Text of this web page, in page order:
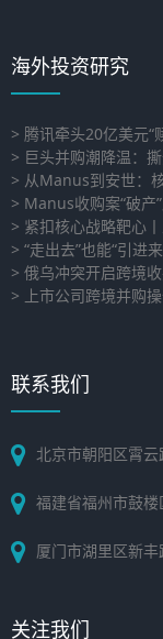
海外投资研究
> 腾讯牵头20亿美元“
> 巨头并购潮降温：
> 从Manus到安世：
> Manus收购案“破产
> 紧扣核心战略靶心
> “走出去”也能“引进
> 俄乌冲突开启跨境
> 上市公司跨境并购
联系我们
北京市朝阳区霄
福建省福州市鼓
厦门市湖里区新
关注我们